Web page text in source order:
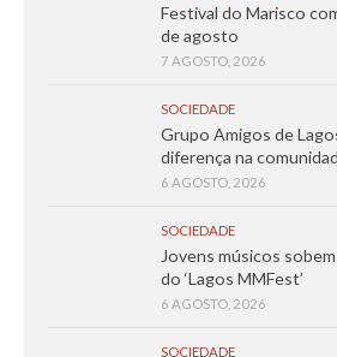
Festival do Marisco
de agosto
7 AGOSTO, 2026
SOCIEDADE
Grupo Amigos de
diferença na
6 AGOSTO, 2026
SOCIEDADE
Jovens músicos
do ‘Lagos MMFest’
6 AGOSTO, 2026
SOCIEDADE